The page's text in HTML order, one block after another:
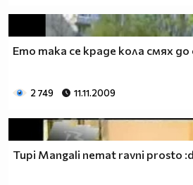
Ето така се краде кола смях до
2 749 11.11.2009
Tupi Mangali nemat ravni prosto :d